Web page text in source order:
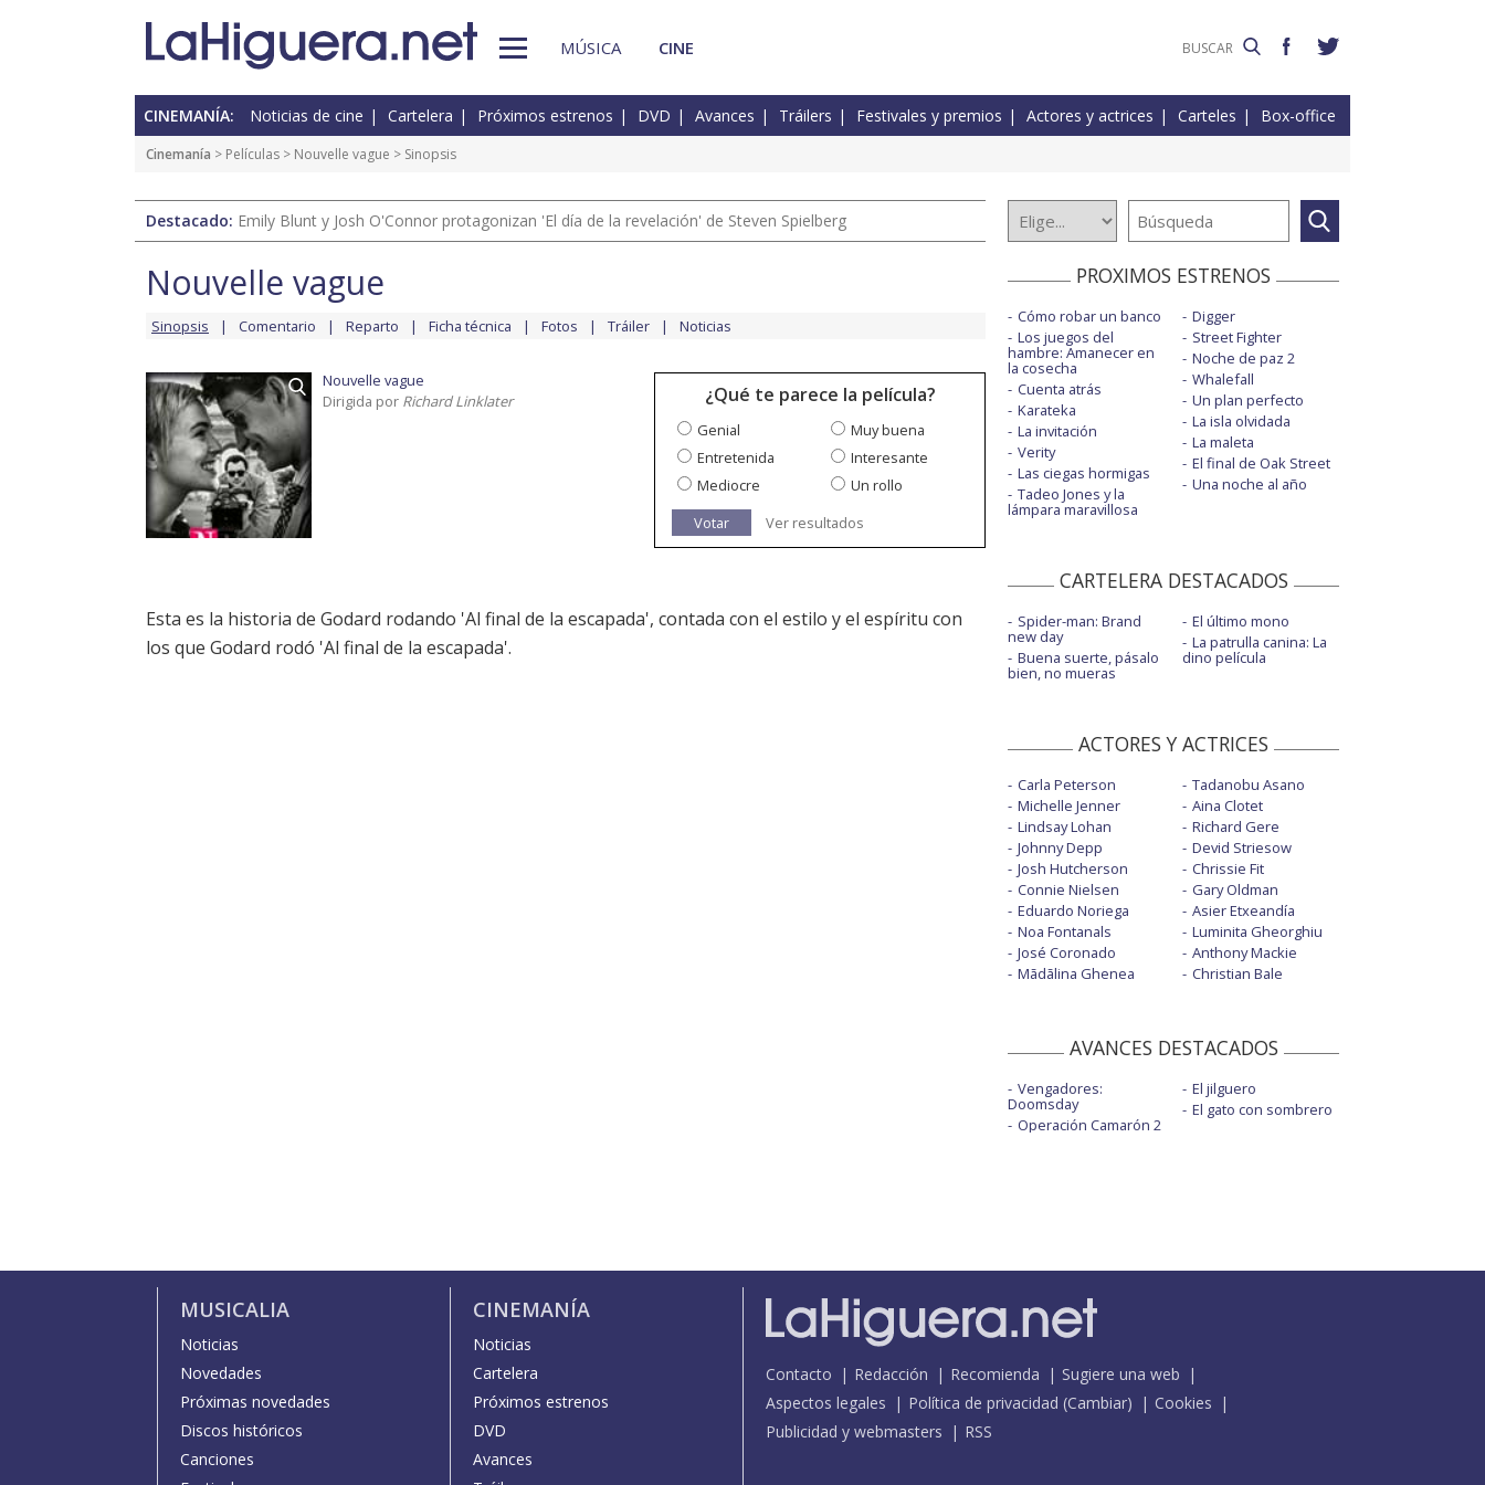
MÚSICA CINE
CINEMANÍA: Noticias de cine Cartelera Próximos estrenos DVD Avances Tráilers Festivales y premios Actores y actrices Carteles Box-office
Cinemanía > Películas > Nouvelle vague > Sinopsis
Destacado: Emily Blunt y Josh O'Connor protagonizan 'El día de la revelación' de Steven Spielberg
Nouvelle vague
Sinopsis Comentario Reparto Ficha técnica Fotos Tráiler Noticias
Nouvelle vague
Dirigida por Richard Linklater ¿Qué te parece la película?
Genial
Muy buena
Entretenida
Interesante
Mediocre
Un rollo
Votar
Ver resultados
Esta es la historia de Godard rodando 'Al final de la escapada', contada con el estilo y el espíritu con
los que Godard rodó 'Al final de la escapada'.
PROXIMOS ESTRENOS
Cómo robar un banco
Los juegos del
hambre: Amanecer en
la cosecha
Cuenta atrás
Karateka
La invitación
Verity
Las ciegas hormigas
Tadeo Jones y la
lámpara maravillosa
Digger
Street Fighter
Noche de paz 2
Whalefall
Un plan perfecto
La isla olvidada
La maleta
El final de Oak Street
Una noche al año
CARTELERA DESTACADOS
Spider-man: Brand
new day
Buena suerte, pásalo
bien, no mueras
El último mono
La patrulla canina: La
dino película
ACTORES Y ACTRICES
Carla Peterson
Michelle Jenner
Lindsay Lohan
Johnny Depp
Josh Hutcherson
Connie Nielsen
Eduardo Noriega
Noa Fontanals
José Coronado
Mãdãlina Ghenea
Tadanobu Asano
Aina Clotet
Richard Gere
Devid Striesow
Chrissie Fit
Gary Oldman
Asier Etxeandía
Luminita Gheorghiu
Anthony Mackie
Christian Bale
AVANCES DESTACADOS
Vengadores:
Doomsday
Operación Camarón 2
El jilguero
El gato con sombrero
MUSICALIA
Noticias
Novedades
Próximas novedades
Discos históricos
Canciones
CINEMANÍA
Noticias
Cartelera
Próximos estrenos
DVD
Avances
Contacto Redacción Recomienda
Sugiere una web
Aspectos legales
Política de privacidad (Cambiar)
Cookies
Publicidad y webmasters
RSS